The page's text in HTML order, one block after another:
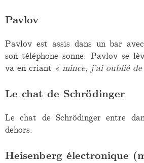
Pavlov
Pavlov est assis dans un bar
son téléphone sonne. Pavlov se
va en criant « mince, j’ai oublié
Le chat de Schrödinger
Le chat de Schrödinger entre
dehors.
Heisenberg électronique